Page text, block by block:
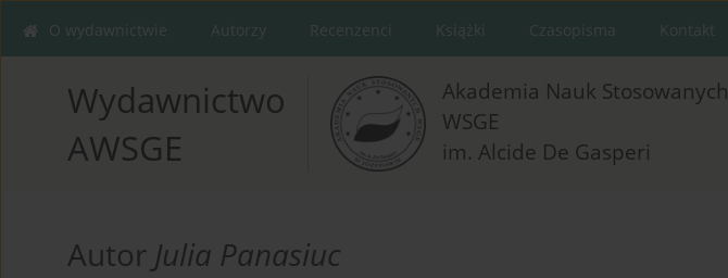
O wydawnictwie Autorzy Recenzenci Książki Czasopisma Kontakt
Wydawnictwo
AWSGE
Akademia Nauk Stosowanych
WSGE
im. Alcide De Gasperi
Autor Julia Panasiuc